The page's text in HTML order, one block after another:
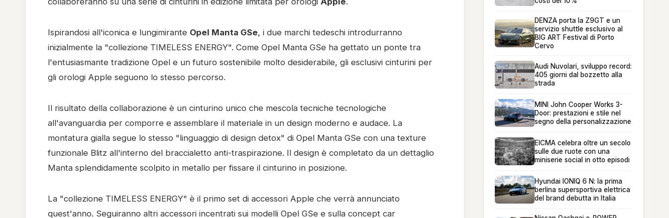
Ispirandosi all'iconica e lungimirante Opel Manta GSe, i due marchi tedeschi introdurranno
inizialmente la "collezione TIMELESS ENERGY". Come Opel Manta GSe ha gettato un ponte tra
l'entusiasmante tradizione Opel e un futuro sostenibile molto desiderabile, gli esclusivi cinturini per
gli orologi Apple seguono lo stesso percorso.
Il risultato della collaborazione è un cinturino unico che mescola tecniche tecnologiche
all'avanguardia per comporre e assemblare il materiale in un design moderno e audace. La
montatura gialla segue lo stesso "linguaggio di design detox" di Opel Manta GSe con una texture
funzionale Blitz all'interno del braccialetto anti-traspirazione. Il design è completato da un dettaglio
Manta splendidamente scolpito in metallo per fissare il cinturino in posizione.
La "collezione TIMELESS ENERGY" è il primo set di accessori Apple che verrà annunciato
quest'anno. Seguiranno altri accessori incentrati sui modelli Opel GSe e sulla concept car
DENZA porta la Z9GT e un
servizio shuttle esclusivo al
BIG ART Festival di Porto
Cervo
Audi Nuvolari, sviluppo record:
405 giorni dal bozzetto alla
strada
MINI John Cooper Works 3-
Door: prestazioni e stile nel
segno della personalizzazione
EICMA celebra oltre un secolo
sulle due ruote con una
miniserie social in otto episodi
Hyundai IONIQ 6 N: la prima
berlina supersportiva elettrica
del brand debutta in Italia